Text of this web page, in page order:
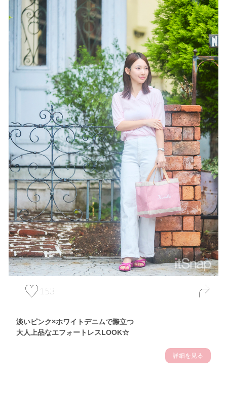
153
淡いピンク×ホワイトデニムで際立つ
大人上品なエフォートレスLOOK☆
詳細を見る